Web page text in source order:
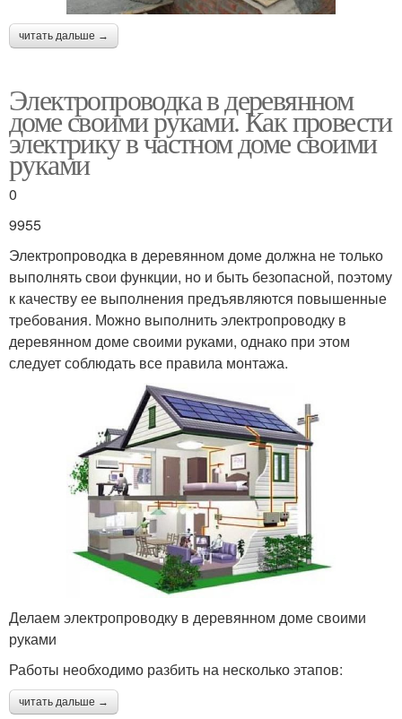
читать дальше →
Электропроводка в деревянном
доме своими руками. Как провести
электрику в частном доме своими
руками
0
9955
Электропроводка в деревянном доме должна не только
выполнять свои функции, но и быть безопасной, поэтому
к качеству ее выполнения предъявляются повышенные
требования. Можно выполнить электропроводку в
деревянном доме своими руками, однако при этом
следует соблюдать все правила монтажа.
Делаем электропроводку в деревянном доме своими
руками
Работы необходимо разбить на несколько этапов:
читать дальше →